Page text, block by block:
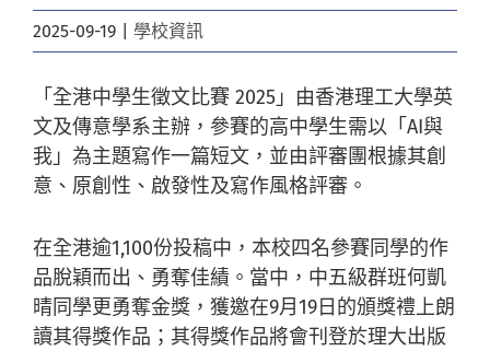
2025-09-19 學校資訊
「全港中學生徵文比賽 2025」由香港理工大學英
文及傳意學系主辦，參賽的高中學生需以「AI與
我」為主題寫作一篇短文，並由評審團根據其創
意、原創性、啟發性及寫作風格評審。
在全港逾1,100份投稿中，本校四名參賽同學的作
品脫穎而出、勇奪佳績。當中，中五級群班何凱
晴同學更勇奪金獎，獲邀在9月19日的頒獎禮上朗
讀其得獎作品；其得獎作品將會刊登於理大出版